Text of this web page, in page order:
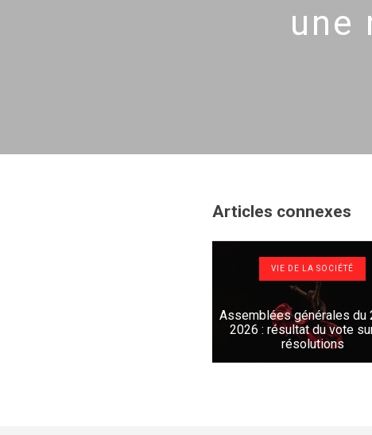
une
Articles connexes
VIE DE LA SOCIÉTÉ
Assemblées générales du
2026 : résultat du vote
résolutions